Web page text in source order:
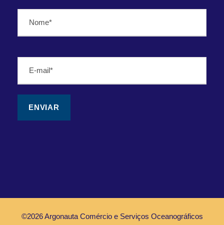
©2026 Argonauta Comércio e Serviços Oceanográficos